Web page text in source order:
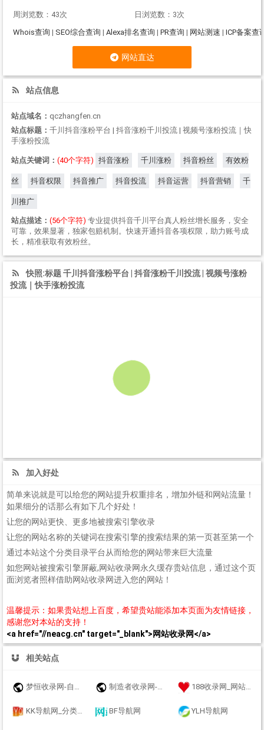
周浏览数：43次
日浏览数：3次
Whois查询 | SEO综合查询 | Alexa排名查询 | PR查询 | 网站测速 | ICP备案查
网站直达
站点信息
站点域名： qczhangfen.cn
站点标题： 千川抖音涨粉平台 | 抖音涨粉千川投流 | 视频号涨粉投流｜快
手涨粉投流
站点关键词： (40个字符) 抖音涨粉 千川涨粉 抖音粉丝 有效粉
丝 抖音权限 抖音推广 抖音投流 抖音运营 抖音营销 千
川推广
站点描述： (56个字符) 专业提供抖音千川平台真人粉丝增长服务，安全
可靠，效果显著，独家包赔机制。快速开通抖音各项权限，助力账号成
长，精准获取有效粉丝。
快照:标题 千川抖音涨粉平台 | 抖音涨粉千川投流 | 视频号涨粉
投流｜快手涨粉投流
加入好处
简单来说就是可以给您的网站提升权重排名，增加外链和网站流量！
如果细分的话那么有如下几个好处！
让您的网站更快、更多地被搜索引擎收录
让您的网站名称的关键词在搜索引擎的搜索结果的第一页甚至第一个
通过本站这个分类目录平台从而给您的网站带来巨大流量
如您网站被搜索引擎屏蔽,网站收录网永久缓存贵站信息，通过这个页
面浏览者照样借助网站收录网进入您的网站！
温馨提示：如果贵站想上百度，希望贵站能添加本页面为友情链接，
感谢您对本站的支持！
<a href="//neacg.cn" target="_blank">网站收录网</a>
相关站点
梦恒收录网-自动链接-友情链接网 制造者收录网-收录优秀网址-自动秒收录 188收录网_网站收录-友情链接交换-网址收录-自动秒收录
KK导航网_分类目录_收录精选的导航网站 BF导航网 YLH导航网